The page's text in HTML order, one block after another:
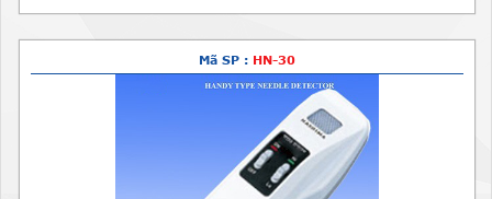
Mã SP : HN-30